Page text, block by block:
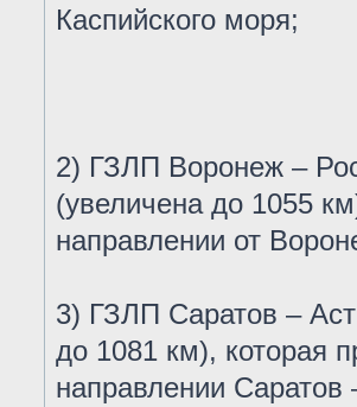
Каспийского моря;
2) ГЗЛП Воронеж –
(увеличена до 1055
направлении от
3) ГЗЛП Саратов –
до 1081 км), которая
направлении